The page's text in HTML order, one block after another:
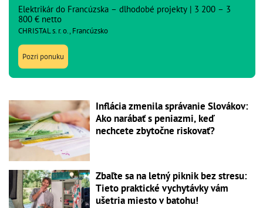
Elektrikár do Francúzska – dlhodobé projekty | 3 200 – 3
800 € netto
CHRISTAL s. r. o., Francúzsko
Pozri ponuku
Inflácia zmenila správanie Slovákov:
Ako narábať s peniazmi, keď
nechcete zbytočne riskovať?
Zbaľte sa na letný piknik bez stresu:
Tieto praktické vychytávky vám
ušetria miesto v batohu!